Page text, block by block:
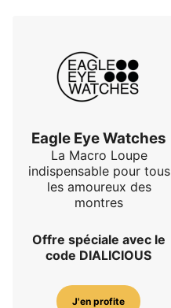
Eagle Eye Watches
La Macro Loupe
indispensable pour tous
les amoureux des
montres
Offre spéciale avec le
code DIALICIOUS
J'en profite